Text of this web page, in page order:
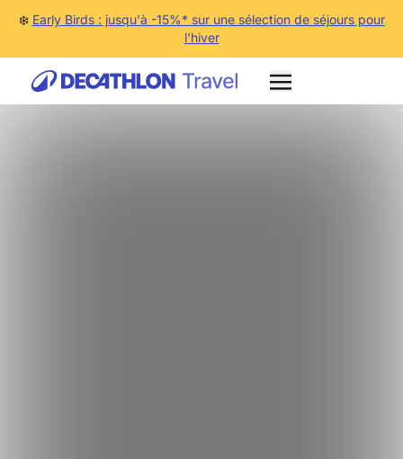
❄️ Early Birds : jusqu'à -15%* sur une sélection de séjours pour
l'hiver